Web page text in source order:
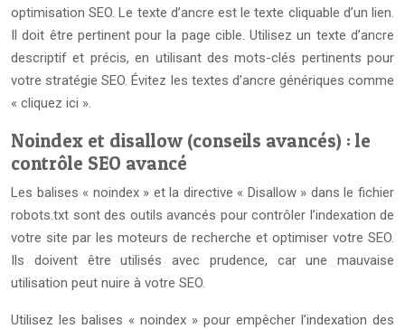
optimisation SEO. Le texte d’ancre est le texte cliquable d’un lien.
Il doit être pertinent pour la page cible. Utilisez un texte d’ancre
descriptif et précis, en utilisant des mots-clés pertinents pour
votre stratégie SEO. Évitez les textes d’ancre génériques comme
« cliquez ici ».
Noindex et disallow (conseils avancés) : le
contrôle SEO avancé
Les balises « noindex » et la directive « Disallow » dans le fichier
robots.txt sont des outils avancés pour contrôler l’indexation de
votre site par les moteurs de recherche et optimiser votre SEO.
Ils doivent être utilisés avec prudence, car une mauvaise
utilisation peut nuire à votre SEO.
Utilisez les balises « noindex » pour empêcher l’indexation des